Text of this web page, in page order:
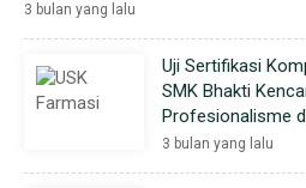
3 bulan yang lalu
Uji Sertifikasi
SMK Bhakti
Profesionalisme
3 bulan yang lalu